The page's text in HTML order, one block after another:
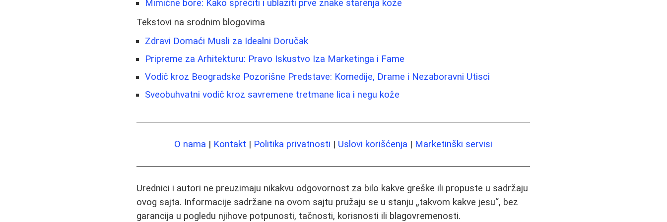
Mimične bore: Kako sprečiti i ublažiti prve znake starenja kože
Tekstovi na srodnim blogovima
Zdravi Domaći Musli za Idealni Doručak
Pripreme za Arhitekturu: Pravo Iskustvo Iza Marketinga i Fame
Vodič kroz Beogradske Pozorišne Predstave: Komedije, Drame i Nezaboravni Utisci
Sveobuhvatni vodič kroz savremene tretmane lica i negu kože
O nama | Kontakt | Politika privatnosti | Uslovi korišćenja | Marketinški servisi
Urednici i autori ne preuzimaju nikakvu odgovornost za bilo kakve greške ili propuste u sadržaju
ovog sajta. Informacije sadržane na ovom sajtu pružaju se u stanju „takvom kakve jesu“, bez
garancija u pogledu njihove potpunosti, tačnosti, korisnosti ili blagovremenosti.